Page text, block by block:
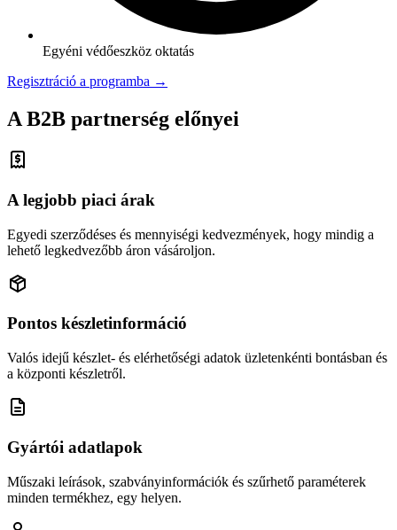
Egyéni védőeszköz oktatás
Regisztráció a programba →
A B2B partnerség előnyei
A legjobb piaci árak
Egyedi szerződéses és mennyiségi kedvezmények, hogy mindig a
lehető legkedvezőbb áron vásároljon.
Pontos készletinformáció
Valós idejű készlet- és elérhetőségi adatok üzletenkénti bontásban és
a központi készletről.
Gyártói adatlapok
Műszaki leírások, szabványinformációk és szűrhető paraméterek
minden termékhez, egy helyen.